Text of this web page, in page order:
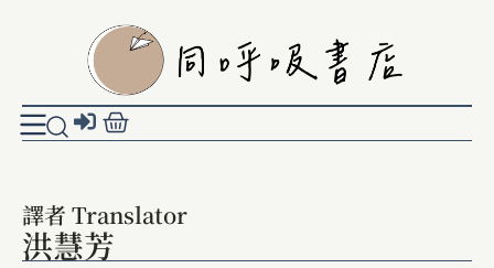
譯者 Translator
洪慧芳